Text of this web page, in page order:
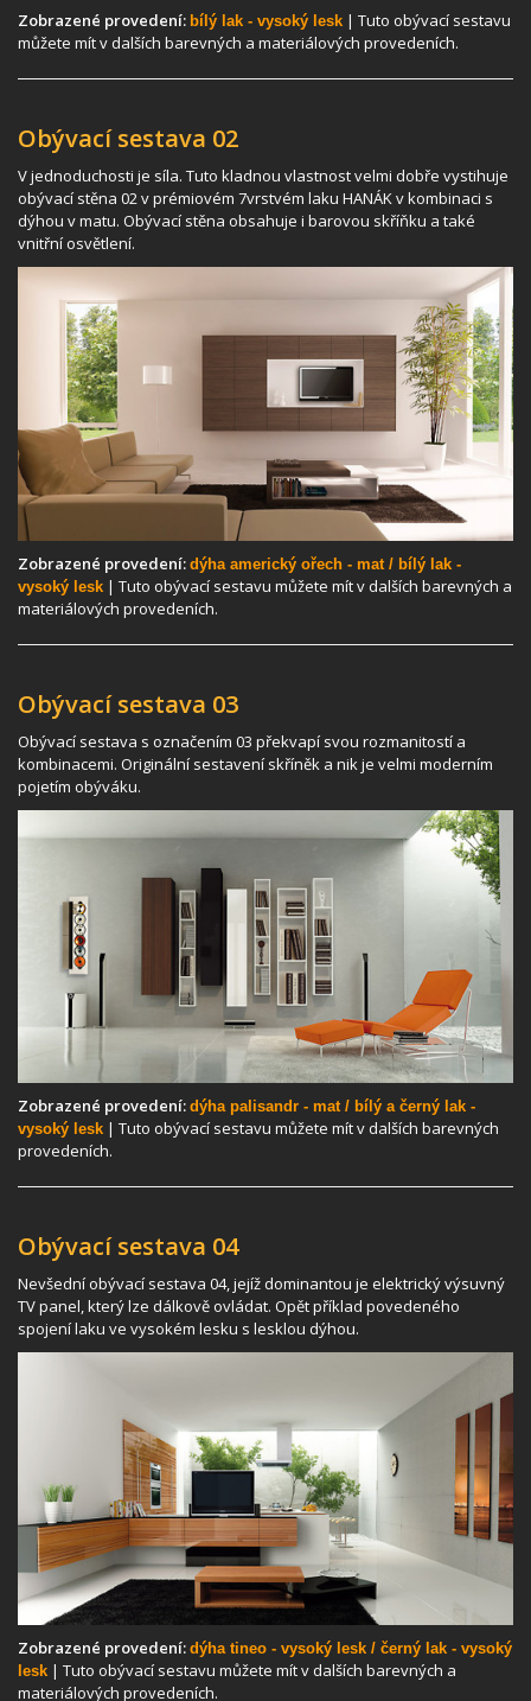
Zobrazené provedení: bílý lak - vysoký lesk | Tuto obývací sestavu
můžete mít v dalších barevných a materiálových provedeních.
Obývací sestava 02
V jednoduchosti je síla. Tuto kladnou vlastnost velmi dobře vystihuje
obývací stěna 02 v prémiovém 7vrstvém laku HANÁK v kombinaci s
dýhou v matu. Obývací stěna obsahuje i barovou skříňku a také
vnitřní osvětlení.
Zobrazené provedení: dýha americký ořech - mat / bílý lak -
vysoký lesk | Tuto obývací sestavu můžete mít v dalších barevných a
materiálových provedeních.
Obývací sestava 03
Obývací sestava s označením 03 překvapí svou rozmanitostí a
kombinacemi. Originální sestavení skříněk a nik je velmi moderním
pojetím obýváku.
Zobrazené provedení: dýha palisandr - mat / bílý a černý lak -
vysoký lesk | Tuto obývací sestavu můžete mít v dalších barevných
provedeních.
Obývací sestava 04
Nevšední obývací sestava 04, jejíž dominantou je elektrický výsuvný
TV panel, který lze dálkově ovládat. Opět příklad povedeného
spojení laku ve vysokém lesku s lesklou dýhou.
Zobrazené provedení: dýha tineo - vysoký lesk / černý lak - vysoký
lesk | Tuto obývací sestavu můžete mít v dalších barevných a
materiálových provedeních.